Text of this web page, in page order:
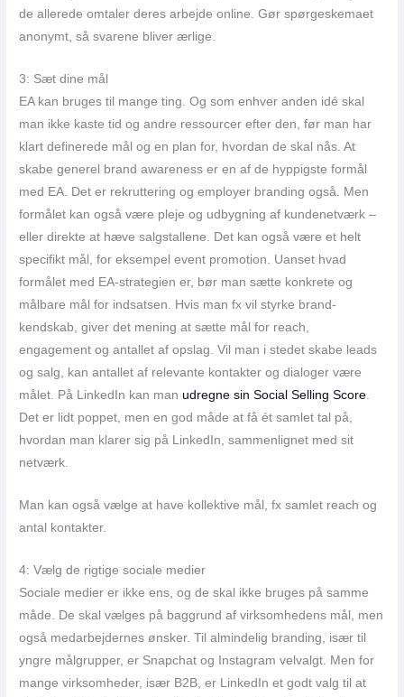
de allerede omtaler deres arbejde online. Gør spørgeskemaet
anonymt, så svarene bliver ærlige.
3: Sæt dine mål
EA kan bruges til mange ting. Og som enhver anden idé skal
man ikke kaste tid og andre ressourcer efter den, før man har
klart definerede mål og en plan for, hvordan de skal nås. At
skabe generel brand awareness er en af de hyppigste formål
med EA. Det er rekruttering og employer branding også. Men
formålet kan også være pleje og udbygning af kundenetværk –
eller direkte at hæve salgstallene. Det kan også være et helt
specifikt mål, for eksempel event promotion. Uanset hvad
formålet med EA-strategien er, bør man sætte konkrete og
målbare mål for indsatsen. Hvis man fx vil styrke brand-
kendskab, giver det mening at sætte mål for reach,
engagement og antallet af opslag. Vil man i stedet skabe leads
og salg, kan antallet af relevante kontakter og dialoger være
målet. På LinkedIn kan man udregne sin Social Selling Score.
Det er lidt poppet, men en god måde at få ét samlet tal på,
hvordan man klarer sig på LinkedIn, sammenlignet med sit
netværk.
Man kan også vælge at have kollektive mål, fx samlet reach og
antal kontakter.
4: Vælg de rigtige sociale medier
Sociale medier er ikke ens, og de skal ikke bruges på samme
måde. De skal vælges på baggrund af virksomhedens mål, men
også medarbejdernes ønsker. Til almindelig branding, især til
yngre målgrupper, er Snapchat og Instagram velvalgt. Men for
mange virksomheder, især B2B, er LinkedIn et godt valg til at